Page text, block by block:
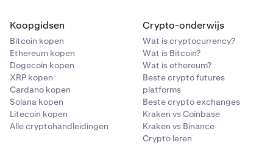
Koopgidsen
Bitcoin kopen
Ethereum kopen
Dogecoin kopen
XRP kopen
Cardano kopen
Solana kopen
Litecoin kopen
Alle cryptohandleidingen
Crypto-onderwijs
Wat is cryptocurrency?
Wat is Bitcoin?
Wat is ethereum?
Beste crypto futures
platforms
Beste crypto exchanges
Kraken vs Coinbase
Kraken vs Binance
Crypto leren